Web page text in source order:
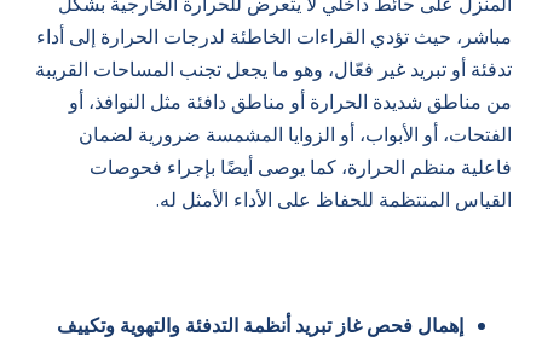
مباشر، حيث تؤدي القراءات الخاطئة لدرجات الحرارة إلى أداء
تدفئة أو تبريد غير فعّال، وهو ما يجعل تجنب المساحات القريبة
من مناطق شديدة الحرارة أو مناطق دافئة مثل النوافذ، أو
الفتحات، أو الأبواب، أو الزوايا المشمسة ضرورية لضمان
فاعلية منظم الحرارة، كما يوصى أيضًا بإجراء فحوصات
القياس المنتظمة للحفاظ على الأداء الأمثل له.
إهمال فحص غاز تبريد أنظمة التدفئة والتهوية وتكييف